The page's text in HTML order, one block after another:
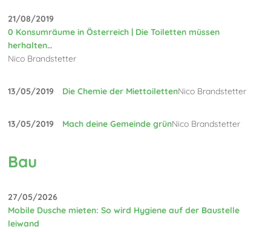
21/08/2019
0 Konsumräume in Österreich | Die Toiletten müssen
herhalten…
Nico Brandstetter
13/05/2019 Die Chemie der MiettoilettenNico Brandstetter
13/05/2019 Mach deine Gemeinde grünNico Brandstetter
Bau
27/05/2026
Mobile Dusche mieten: So wird Hygiene auf der Baustelle
leiwand